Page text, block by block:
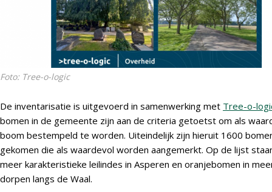
Foto: Tree-o-logic
De inventarisatie is uitgevoerd in samenwerking met Tree-o-
bomen in de gemeente zijn aan de criteria getoetst om als
boom bestempeld te worden. Uiteindelijk zijn hieruit 1600
gekomen die als waardevol worden aangemerkt. Op de lijst
meer karakteristieke leilindes in Asperen en oranjebomen in
dorpen langs de Waal.